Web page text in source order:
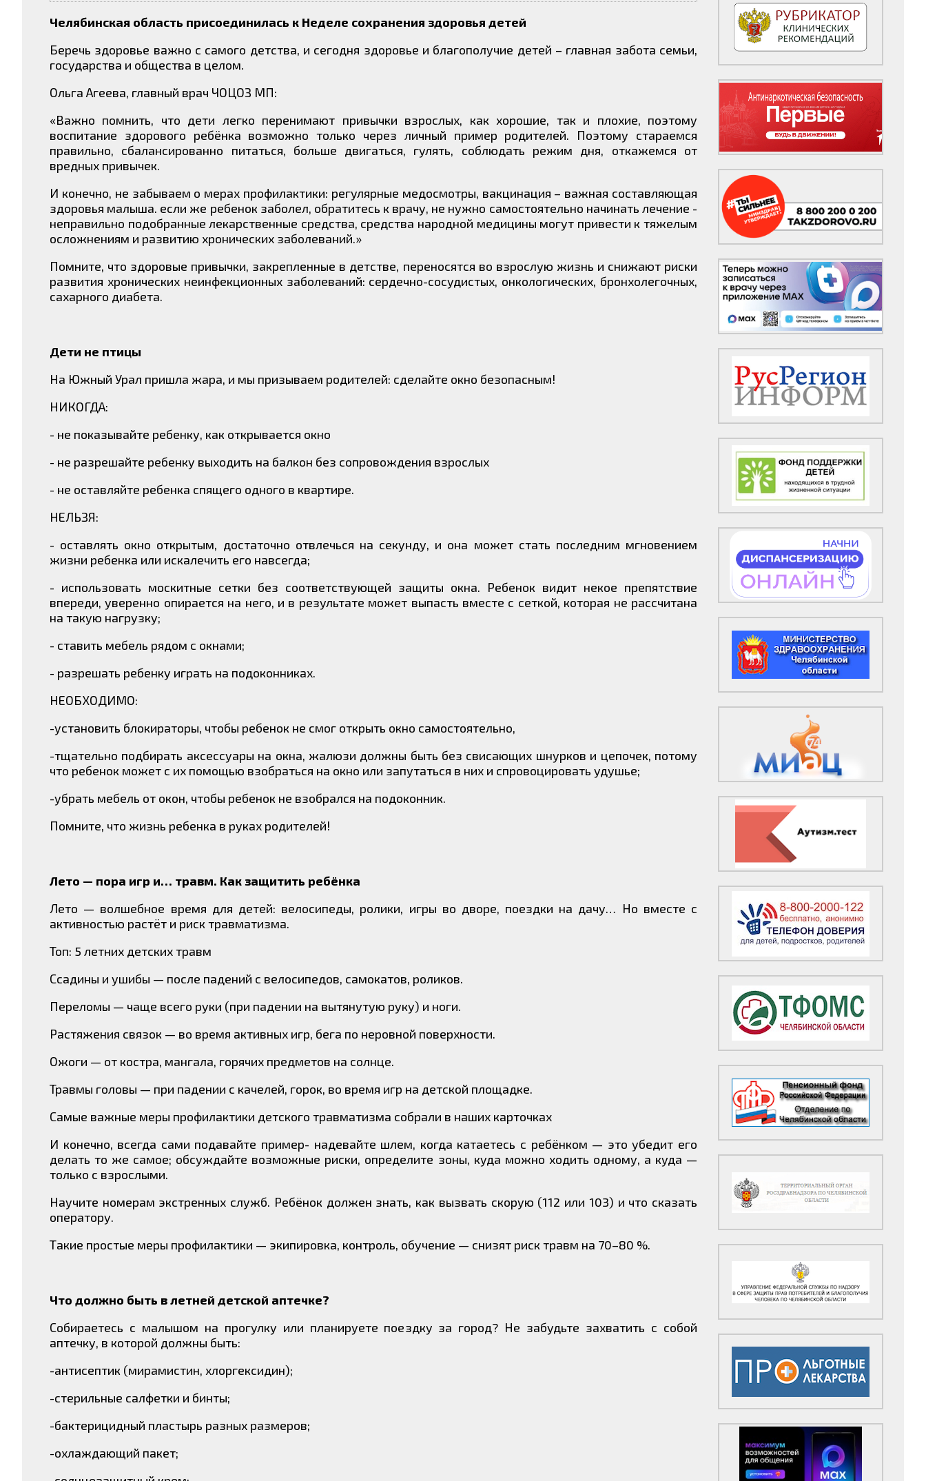
Челябинская область присоединилась к Неделе сохранения здоровья детей
Беречь здоровье важно с самого детства, и сегодня здоровье и благополучие детей – главная забота семьи,
государства и общества в целом.
Ольга Агеева, главный врач ЧОЦОЗ МП:
«Важно помнить, что дети легко перенимают привычки взрослых, как хорошие, так и плохие, поэтому
воспитание здорового ребёнка возможно только через личный пример родителей. Поэтому стараемся
правильно, сбалансированно питаться, больше двигаться, гулять, соблюдать режим дня, откажемся от
вредных привычек.
И конечно, не забываем о мерах профилактики: регулярные медосмотры, вакцинация – важная составляющая
здоровья малыша. если же ребенок заболел, обратитесь к врачу, не нужно самостоятельно начинать лечение -
неправильно подобранные лекарственные средства, средства народной медицины могут привести к тяжелым
осложнениям и развитию хронических заболеваний.»
Помните, что здоровые привычки, закрепленные в детстве, переносятся во взрослую жизнь и снижают риски
развития хронических неинфекционных заболеваний: сердечно-сосудистых, онкологических, бронхолегочных,
сахарного диабета.
Дети не птицы
На Южный Урал пришла жара, и мы призываем родителей: сделайте окно безопасным!
НИКОГДА:
- не показывайте ребенку, как открывается окно
- не разрешайте ребенку выходить на балкон без сопровождения взрослых
- не оставляйте ребенка спящего одного в квартире.
НЕЛЬЗЯ:
- оставлять окно открытым, достаточно отвлечься на секунду, и она может стать последним мгновением
жизни ребенка или искалечить его навсегда;
- использовать москитные сетки без соответствующей защиты окна. Ребенок видит некое препятствие
впереди, уверенно опирается на него, и в результате может выпасть вместе с сеткой, которая не рассчитана
на такую нагрузку;
- ставить мебель рядом с окнами;
- разрешать ребенку играть на подоконниках.
НЕОБХОДИМО:
-установить блокираторы, чтобы ребенок не смог открыть окно самостоятельно,
-тщательно подбирать аксессуары на окна, жалюзи должны быть без свисающих шнурков и цепочек, потому
что ребенок может с их помощью взобраться на окно или запутаться в них и спровоцировать удушье;
-убрать мебель от окон, чтобы ребенок не взобрался на подоконник.
Помните, что жизнь ребенка в руках родителей!
Лето — пора игр и… травм. Как защитить ребёнка
Лето — волшебное время для детей: велосипеды, ролики, игры во дворе, поездки на дачу… Но вместе с
активностью растёт и риск травматизма.
Топ: 5 летних детских травм
Ссадины и ушибы — после падений с велосипедов, самокатов, роликов.
Переломы — чаще всего руки (при падении на вытянутую руку) и ноги.
Растяжения связок — во время активных игр, бега по неровной поверхности.
Ожоги — от костра, мангала, горячих предметов на солнце.
Травмы головы — при падении с качелей, горок, во время игр на детской площадке.
Самые важные меры профилактики детского травматизма собрали в наших карточках
И конечно, всегда сами подавайте пример- надевайте шлем, когда катаетесь с ребёнком — это убедит его
делать то же самое; обсуждайте возможные риски, определите зоны, куда можно ходить одному, а куда —
только с взрослыми.
Научите номерам экстренных служб. Ребёнок должен знать, как вызвать скорую (112 или 103) и что сказать
оператору.
Такие простые меры профилактики — экипировка, контроль, обучение — снизят риск травм на 70–80 %.
Что должно быть в летней детской аптечке?
Собираетесь с малышом на прогулку или планируете поездку за город? Не забудьте захватить с собой
аптечку, в которой должны быть:
-антисептик (мирамистин, хлоргексидин);
-стерильные салфетки и бинты;
-бактерицидный пластырь разных размеров;
-охлаждающий пакет;